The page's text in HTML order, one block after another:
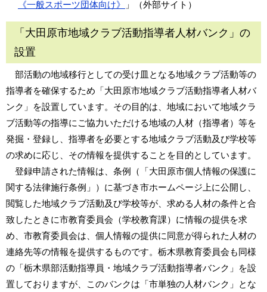
《一般スポーツ団体向け》 」（外部サイト）
「大田原市地域クラブ活動指導者人材バンク」の
設置
部活動の地域移行としての受け皿となる地域クラブ活動等の
指導者を確保するため「大田原市地域クラブ活動指導者人材バ
ンク」を設置しています。その目的は、地域において地域クラ
ブ活動等の指導にご協力いただける地域の人材（指導者）等を
発掘・登録し、指導者を必要とする地域クラブ活動及び学校等
の求めに応じ、その情報を提供することを目的としています。
登録申請された情報は、条例（「大田原市個人情報の保護に
関する法律施行条例」）に基づき市ホームページ上に公開し、
閲覧した地域クラブ活動及び学校等が、求める人材の条件と合
致したときに市教育委員会（学校教育課）に情報の提供を求
め、市教育委員会は、個人情報の提供に同意が得られた人材の
連絡先等の情報を提供するものです。栃木県教育委員会も同様
の「栃木県部活動指導員・地域クラブ活動指導者バンク」を設
置しておりますが、このバンクは「市単独の人材バンク」とな